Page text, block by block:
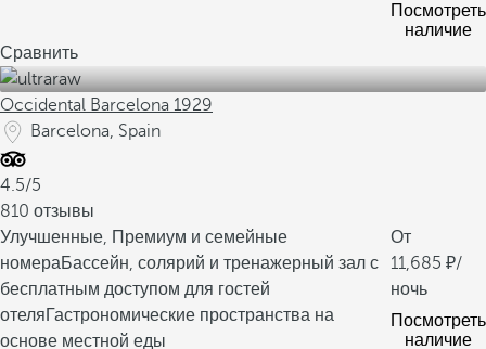
Посмотреть
наличие
Сравнить
Occidental Barcelona 1929
Barcelona, Spain
4.5/5
810 отзывы
Улучшенные, Премиум и семейные
номераБассейн, солярий и тренажерный зал с
бесплатным доступом для гостей
отеляГастрономические пространства на
основе местной еды
От
11,685
/
ночь
Посмотреть
наличие